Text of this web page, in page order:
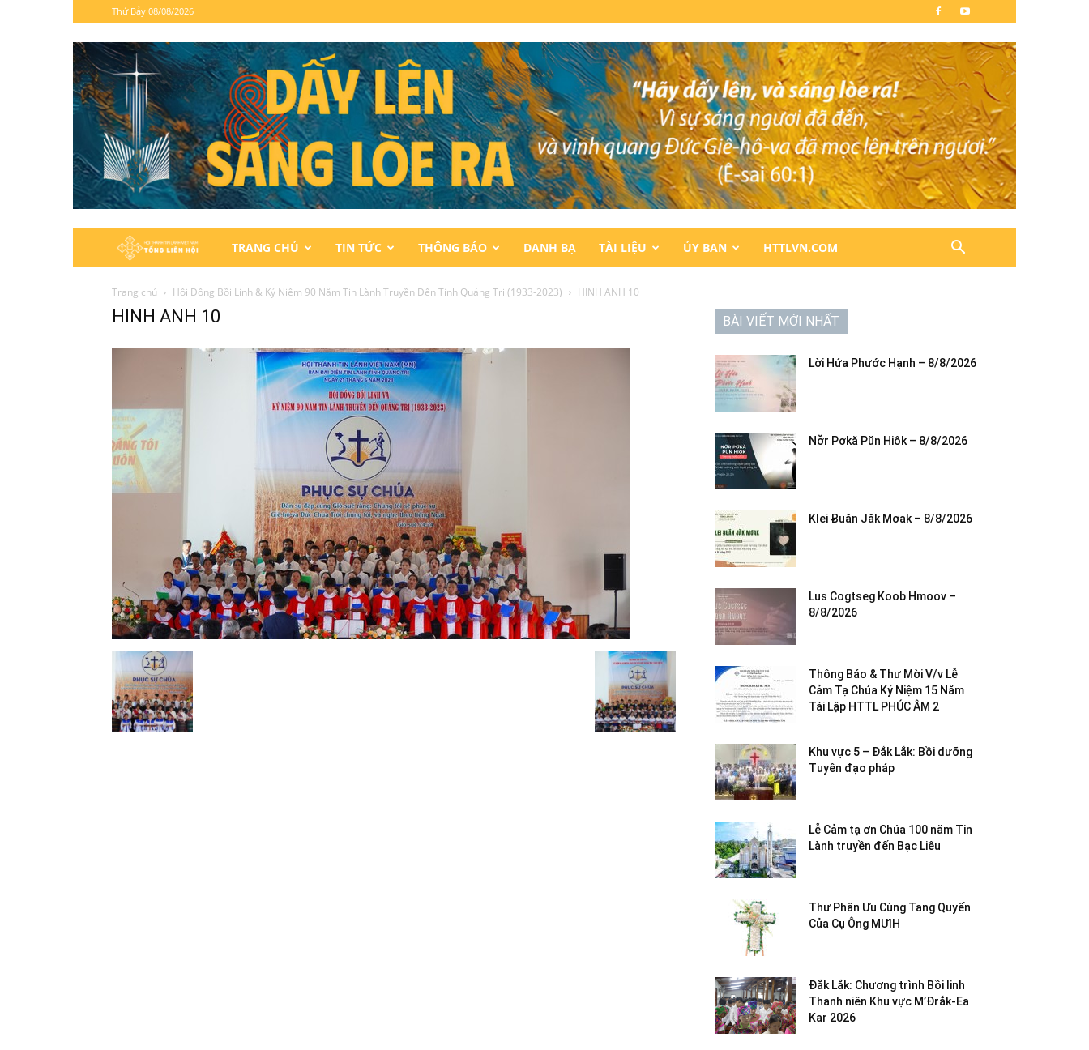
Thứ Bảy 08/08/2026
Hội
Thánh
Tin
TRANG CHỦ TIN TỨC THÔNG BÁO DANH BẠ TÀI LIỆU ỦY BAN HTTLVN.COM
Trang chủ Hội Đồng Bồi Linh & Kỷ Niệm 90 Năm Tin Lành Truyền Đến Tỉnh Quảng Trị (1933-2023) HINH ANH 10
HINH ANH 10 BÀI VIẾT MỚI NHẤT
Lời Hứa Phước Hạnh – 8/8/2026
Nơ̆r Pơkă Pŭn Hiôk – 8/8/2026
Klei Ƀuăn Jăk Mơak – 8/8/2026
Lus Cogtseg Koob Hmoov –
8/8/2026
Thông Báo & Thư Mời V/v Lễ
Cảm Tạ Chúa Kỷ Niệm 15 Năm
Tái Lập HTTL PHÚC ÂM 2
Khu vực 5 – Đắk Lắk: Bồi dưỡng
Tuyên đạo pháp
Lễ Cảm tạ ơn Chúa 100 năm Tin
Lành truyền đến Bạc Liêu
Thư Phân Ưu Cùng Tang Quyến
Của Cụ Ông MƯIH
Đắk Lắk: Chương trình Bồi linh
Thanh niên Khu vực M’Đrắk-Ea
Kar 2026